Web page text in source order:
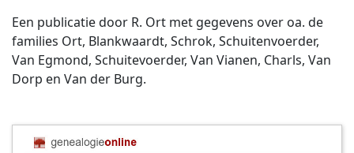
Een publicatie door R. Ort met gegevens over oa. de
families Ort, Blankwaardt, Schrok, Schuitenvoerder,
Van Egmond, Schuitevoerder, Van Vianen, Charls, Van
Dorp en Van der Burg.